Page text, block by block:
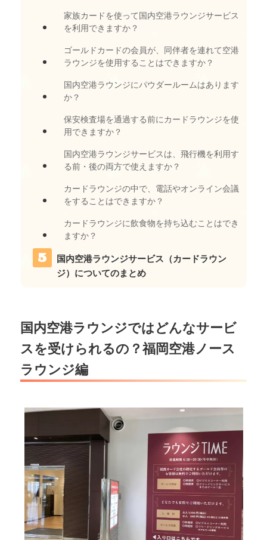
家族カードを使って国内空港ラウンジサービス
を利用できますか？
ゴールドカードの会員が、同伴者を連れて空港
ラウンジを使用することはできますか？
国内空港ラウンジにパウダールームはあります
か？
保安検査場を通過する前にカードラウンジを使
用できますか？
国内空港ラウンジサービスは、飛行機を利用す
る前・後の両方で使えますか？
カードラウンジの中で、電話やオンライン会議
をすることはできますか？
カードラウンジに飲食物を持ち込むことはでき
ますか？
国内空港ラウンジサービス（カードラウン
ジ）についてのまとめ
国内空港ラウンジではどんなサービ
スを受けられるの？福岡空港ノース
ラウンジ編